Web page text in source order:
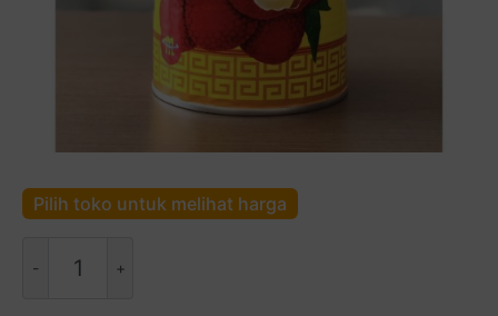
Pilih toko untuk melihat harga
Mili